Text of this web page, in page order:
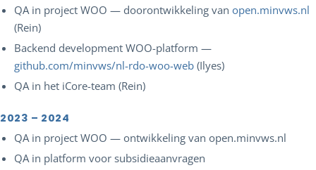
QA in project WOO — doorontwikkeling van open.minvws.nl
(Rein)
Backend development WOO-platform —
github.com/minvws/nl-rdo-woo-web (Ilyes)
QA in het iCore-team (Rein)
2023 – 2024
QA in project WOO — ontwikkeling van open.minvws.nl
QA in platform voor subsidieaanvragen